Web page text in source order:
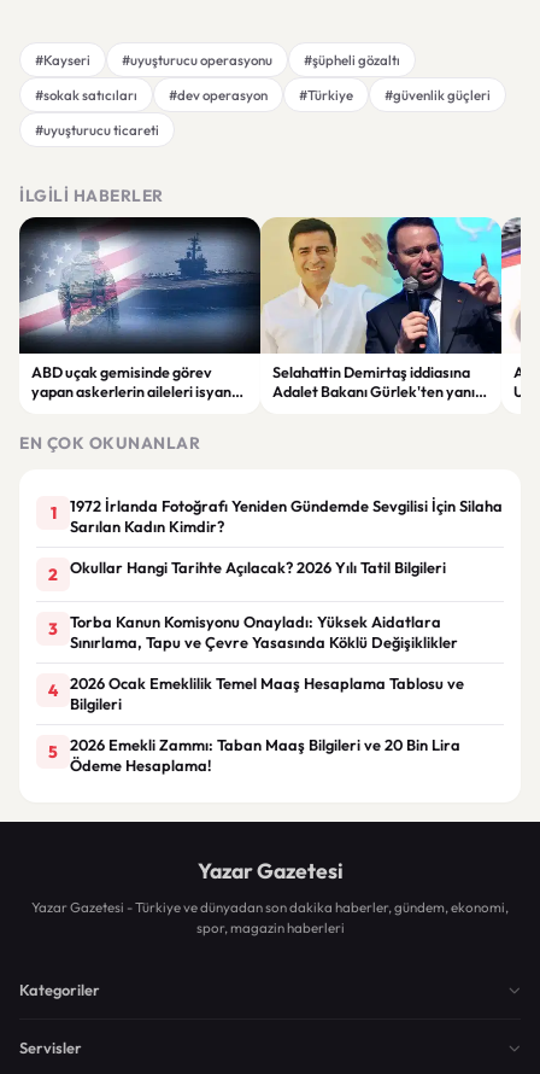
#Kayseri #uyuşturucu operasyonu
#şüpheli gözaltı
#sokak satıcıları
#dev operasyon #Türkiye
#güvenlik güçleri
#uyuşturucu ticareti
İLGILI HABERLER
ABD uçak gemisinde görev
yapan askerlerin aileleri isyan
Selahattin Demirtaş iddiasına
Adalet Bakanı Gürlek'ten yanıt:
EN ÇOK OKUNANLAR
1
1972 İrlanda Fotoğrafı Yeniden Gündemde Sevgilisi İçin Silaha
Sarılan Kadın Kimdir?
2 Okullar Hangi Tarihte Açılacak? 2026 Yılı Tatil Bilgileri
3
Torba Kanun Komisyonu Onayladı: Yüksek Aidatlara
Sınırlama, Tapu ve Çevre Yasasında Köklü Değişiklikler
4
2026 Ocak Emeklilik Temel Maaş Hesaplama Tablosu ve
Bilgileri
5
2026 Emekli Zammı: Taban Maaş Bilgileri ve 20 Bin Lira
Ödeme Hesaplama!
Yazar Gazetesi
Yazar Gazetesi - Türkiye ve dünyadan son dakika haberler, gündem, ekonomi,
spor, magazin haberleri
Kategoriler
Servisler